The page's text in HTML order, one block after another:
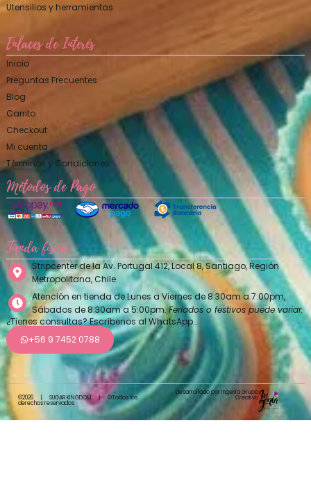
Utensilios y herramientas
Enlaces de Interés
Inicio
Preguntas Frecuentes
Blog
Carrito
Checkout
Mi cuenta
Términos y Condiciones
Métodos de Pago
Tienda física
Stripcenter de la Av. Portugal 412, Local 8, Santiago, Región
Metropolitana, Chile
Atención en tienda de Lunes a Viernes de 8:30am a 7:00pm,
Sábados de 8:30am a 5:00pm.Feriados o festivos puede variar.
¿Tienes consultas? Escríbenos al WhatsApp…
+56 9 7452 0788
©2026 SUGAR KINGDOM | ©Todos los
derechos reservados
Desarrollado por Ingenia Grupo
Creativo